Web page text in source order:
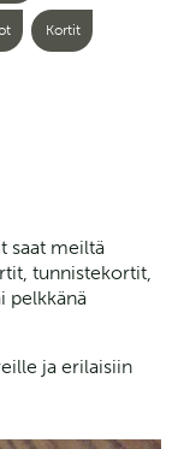
Kortit
saat meiltä
tunnistekortit,
pelkkänä
ja erilaisiin